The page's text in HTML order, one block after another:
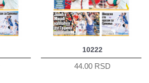
10222
44.00 RSD